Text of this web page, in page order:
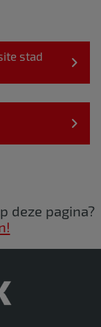
stad
deze pagina?